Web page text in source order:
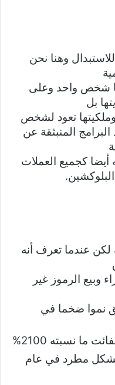
وهنا نحن
شخص واحد وعلى
بل
تعود لشخص
المنبثقة عن
أيضا كجميع العملات
لكن عندما تعرف أنه
وبيع الرموز غير
نموا ضخما في
في العام الفائت ما نسبته 2100%
بشكل مطرد في عام